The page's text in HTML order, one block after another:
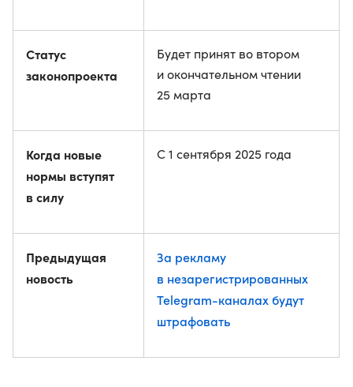
Статус
законопроекта
Будет принят во втором
и окончательном чтении
25 марта
Когда новые
нормы вступят
в силу
С 1 сентября 2025 года
Предыдущая
новость
За рекламу
в незарегистрированных
Telegram-каналах будут
штрафовать